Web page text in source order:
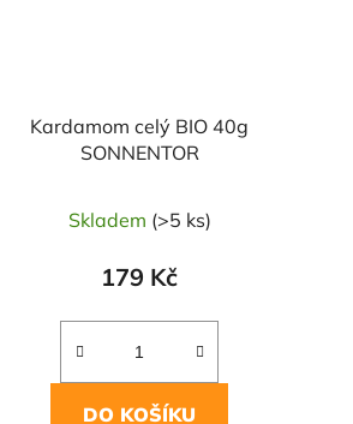
Kardamom celý BIO 40g
SONNENTOR
Skladem (>5 ks)
179 Kč
DO KOŠÍKU